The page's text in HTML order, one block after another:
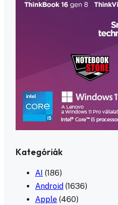
Kategóriák
AI (186)
Android (1636)
Apple (460)